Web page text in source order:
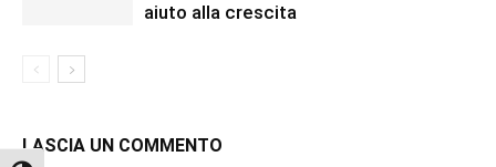
aiuto alla crescita
LASCIA UN COMMENTO